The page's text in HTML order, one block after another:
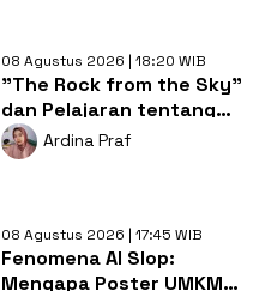
08 Agustus 2026 | 18:20 WIB
"The Rock from the Sky"
dan Pelajaran tentang
Berani Menghadapi
Perubahan
Ardina Praf
08 Agustus 2026 | 17:45 WIB
Fenomena AI Slop:
Mengapa Poster UMKM